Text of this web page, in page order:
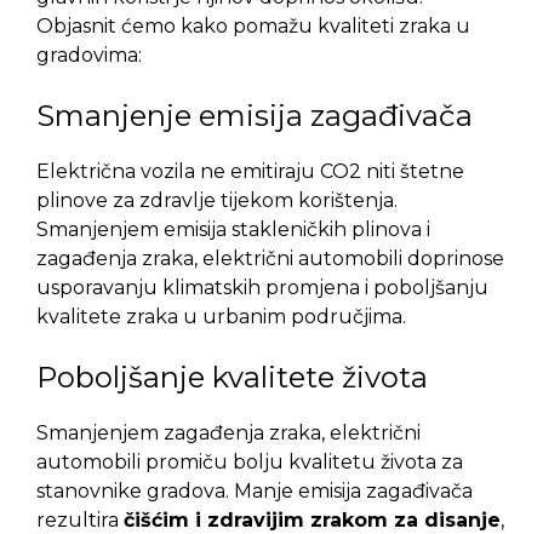
Objasnit ćemo kako pomažu kvaliteti zraka u
gradovima:
Smanjenje emisija zagađivača
Električna vozila ne emitiraju CO2 niti štetne
plinove za zdravlje tijekom korištenja.
Smanjenjem emisija stakleničkih plinova i
zagađenja zraka, električni automobili doprinose
usporavanju klimatskih promjena i poboljšanju
kvalitete zraka u urbanim područjima.
Poboljšanje kvalitete života
Smanjenjem zagađenja zraka, električni
automobili promiču bolju kvalitetu života za
stanovnike gradova. Manje emisija zagađivača
rezultira čišćim i zdravijim zrakom za disanje,